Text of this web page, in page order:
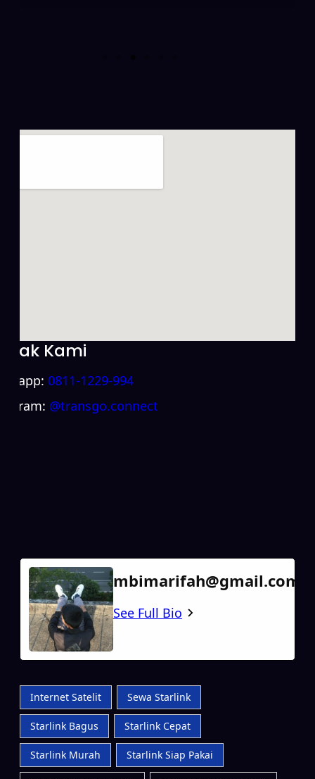
Kami
0811-1229-994
@transgo.connect
mbimarifah@gmail.com
See Full Bio
Internet Satelit Sewa Starlink
Starlink Bagus Starlink Cepat
Starlink Murah Starlink Siap Pakai